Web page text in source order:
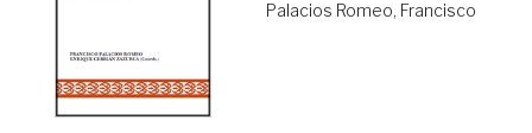
Palacios Romeo, Francisco